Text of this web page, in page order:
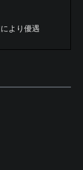
より優遇